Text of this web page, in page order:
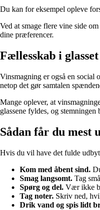
Du kan for eksempel opleve
Ved at smage flere vine side
dine præferencer.
Fællesskab i glasset
Vinsmagning er også en social
netop det gør samtalen
Mange oplever, at
glassene fyldes, og
Sådan får du mest
Hvis du vil have det fulde
Kom med åbent sind.
Smag langsomt. Tag
Spørg og del. Vær ikke
Tag noter. Skriv ned,
Drik vand og spis lidt